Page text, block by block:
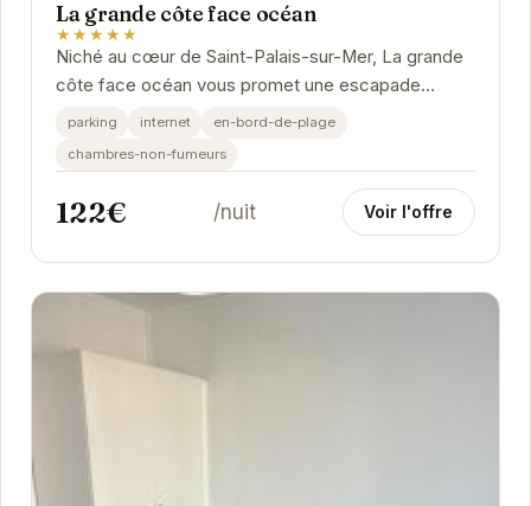
La grande côte face océan
★★★★★
Niché au cœur de Saint-Palais-sur-Mer, La grande
côte face océan vous promet une escapade
paisible les pieds dans l'eau. L'hôtel se distingue...
parking internet
en-bord-de-plage
chambres-non-fumeurs
122€ /nuit Voir l'offre